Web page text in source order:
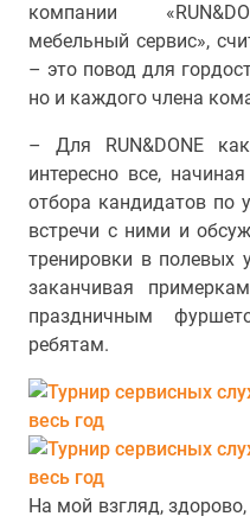
компании
мебельный сервис»,
– это повод для
но и каждого члена
– Для RUN&DONE
интересно все,
отбора кандидатов по
встречи с ними и
тренировки в полевых
заканчивая
праздничным
ребятам.
На мой взгляд,